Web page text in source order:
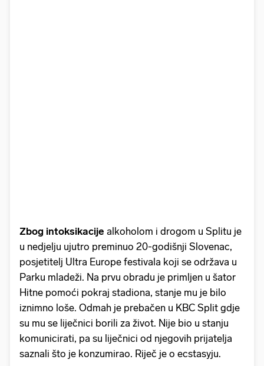
Zbog intoksikacije alkoholom i drogom u Splitu je
u nedjelju ujutro preminuo 20-godišnji Slovenac,
posjetitelj Ultra Europe festivala koji se održava u
Parku mladeži. Na prvu obradu je primljen u šator
Hitne pomoći pokraj stadiona, stanje mu je bilo
iznimno loše. Odmah je prebačen u KBC Split gdje
su mu se liječnici borili za život. Nije bio u stanju
komunicirati, pa su liječnici od njegovih prijatelja
saznali što je konzumirao. Riječ je o ecstasyju.